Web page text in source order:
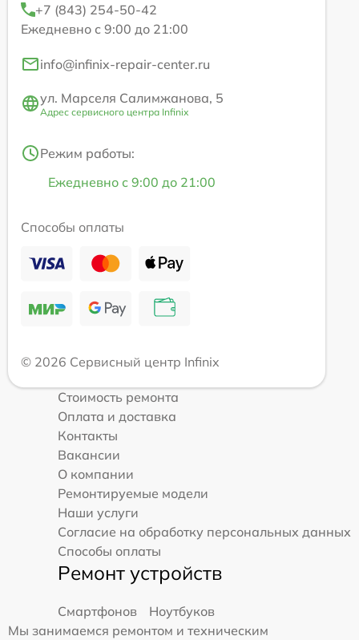
+7 (843) 254-50-42
Ежедневно с 9:00 до 21:00
info@infinix-repair-center.ru
ул. Марселя Салимжанова, 5
Адрес сервисного центра Infinix
Режим работы:
Ежедневно с 9:00 до 21:00
Способы оплаты
© 2026 Сервисный центр Infinix
Стоимость ремонта
Оплата и доставка
Контакты
Вакансии
О компании
Ремонтируемые модели
Наши услуги
Согласие на обработку персональных данных
Способы оплаты
Ремонт устройств
Смартфонов
Ноутбуков
Мы занимаемся ремонтом и техническим